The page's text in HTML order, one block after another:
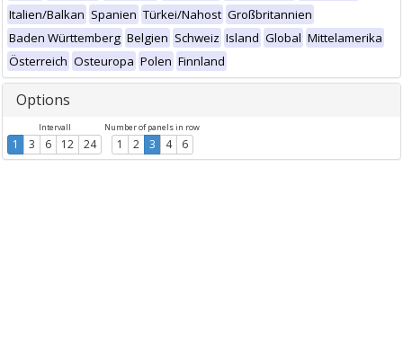
Italien/Balkan Spanien Türkei/Nahost Großbritannien
Baden Württemberg Belgien Schweiz Island Global Mittelamerika
Österreich Osteuropa Polen Finnland
Options
Intervall
1 3 6 12 24
Number of panels in row
1 2 3 4 6